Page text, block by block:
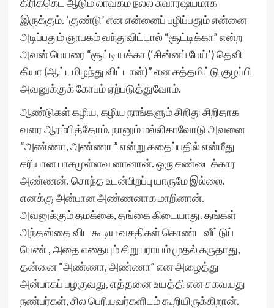
இருக்கும். ‘குண்டு’ என என்னைப் பழிப்பதும் என்னை
அடிப்பதும் ஞாபகம் வந்துவிட்டால் “சூட்டிக்கா” என்ற
அவன் பெயரை “சூட்டி யக்கா (‘சின்னப் பேய்’) தெவி
கியா (ஆட்டமிழந்து விட்டான்)” என சத்தமிட்டு குழப்பி
அவனுக்குக் கோபம் ஏற்படுத்துவோம்.
ஆண்டுகள் கழிய, கழிய நாங்களும் சிறிது சிறிதாக
வளர ஆரம்பித்தோம். நானும் மல்லிகாவோடு அவனை
“அண்ணா, அண்ணா ” என்று கதைப்பதில் என்மீது
சரியான பாசமுள்ளவ னானான். ஒரு சண்டைக்கார
அண்ணன். சொந்த உடன்பிறப்பு யாருமே இல்லை.
எனக்கு அன்பான அண்ணனாக மாறினான்.
அவனுக்கும் தமக்கை, தங்கை கிடையாது. தங்கள்
அந்தஸ்தை விட கூடிய வசதிகள் கொண்ட வீட்டுப்
பெண் , அதை எதையும் சிறு பராயம் முதல் கருதாது,
தன்னை “அண்ணா, அண்ணா” என அழைத்து
அன்பாகப் பழகுவது, எத்தனை உயத்தி என சகவயது
நண்பர்கள், சில பெரியவர்களிடம் கூறியிருக்கிறான்.